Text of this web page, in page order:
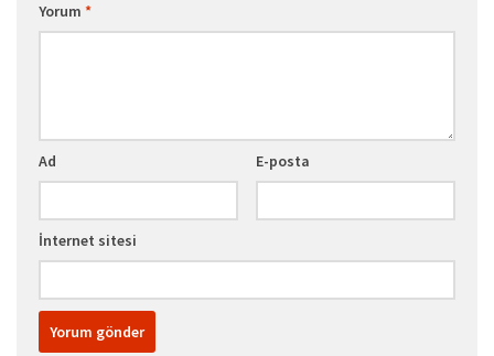
Yorum *
Ad E-posta
İnternet sitesi